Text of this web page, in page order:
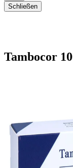
Schließen
Tambocor